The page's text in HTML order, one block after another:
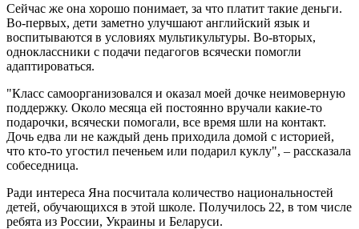
Сейчас же она хорошо понимает, за что платит такие деньги.
Во-первых, дети заметно улучшают английский язык и
воспитываются в условиях мультикультуры. Во-вторых,
одноклассники с подачи педагогов всячески помогли
адаптироваться.
"Класс самоорганизовался и оказал моей дочке неимоверную
поддержку. Около месяца ей постоянно вручали какие-то
подарочки, всячески помогали, все время шли на контакт.
Дочь едва ли не каждый день приходила домой с историей,
что кто-то угостил печеньем или подарил куклу", – рассказала
собеседница.
Ради интереса Яна посчитала количество национальностей
детей, обучающихся в этой школе. Получилось 22, в том числе
ребята из России, Украины и Беларуси.